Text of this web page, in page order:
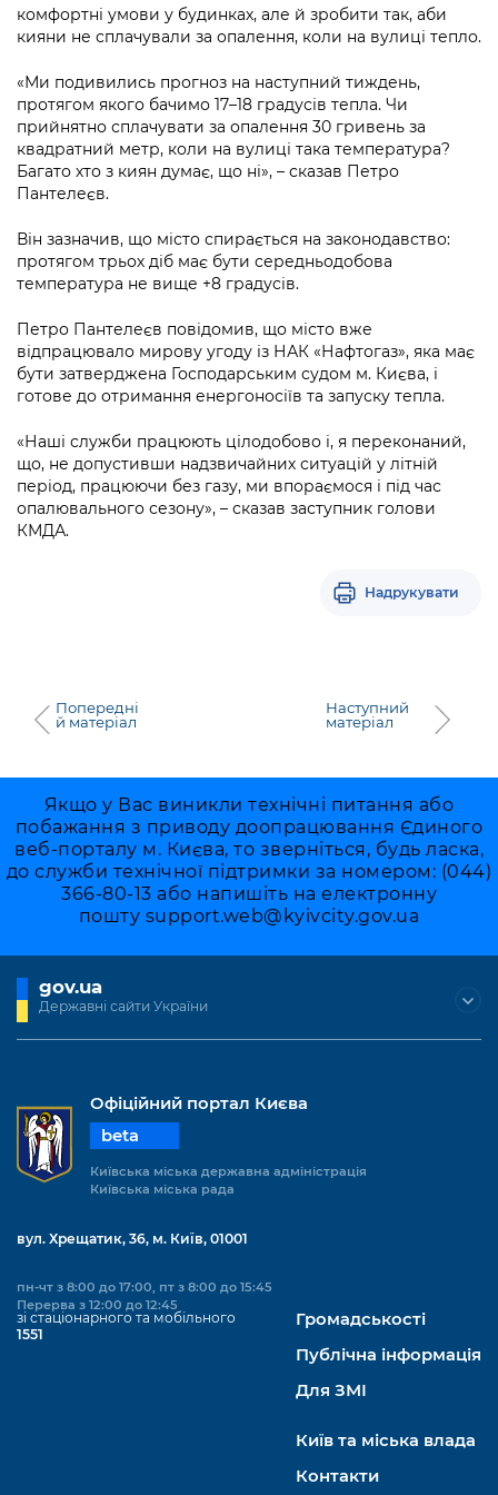
Підприємства, установи, організації
Річні звіти
Гендерна політика
Безбар'єрність
Київська міська військова адміністрація
Портал Захисників та Захисниць
Безбар'єрність
Портал послуг
Міський застосунок Київ Цифровий
Уряд» – місцевий рівень»
Про відкриті дані
Публічні дашборди
комфортні умови у будинках, але й зробити так, аби
кияни не сплачували за опалення, коли на вулиці тепло.
«Ми подивились прогноз на наступний тиждень,
протягом якого бачимо 17–18 градусів тепла. Чи
прийнятно сплачувати за опалення 30 гривень за
квадратний метр, коли на вулиці така температура?
Багато хто з киян думає, що ні», – сказав Петро
Пантелеєв.
Він зазначив, що місто спирається на законодавство:
протягом трьох діб має бути середньодобова
температура не вище +8 градусів.
Петро Пантелеєв повідомив, що місто вже
відпрацювало мирову угоду із НАК «Нафтогаз», яка має
бути затверджена Господарським судом м. Києва, і
готове до отримання енергоносіїв та запуску тепла.
«Наші служби працюють цілодобово і, я переконаний,
що, не допустивши надзвичайних ситуацій у літній
період, працюючи без газу, ми впораємося і під час
опалювального сезону», – сказав заступник голови
КМДА.
Надрукувати
Попередні
й матеріал
Наступний
матеріал
Якщо у Вас виникли технічні питання або
побажання з приводу доопрацювання Єдиного
веб-порталу м. Києва, то зверніться, будь ласка,
до служби технічної підтримки за номером: (044)
366-80-13 або напишіть на електронну
пошту support.web@kyivcity.gov.ua
gov.ua
Державні сайти України
Офіційний портал Києва
beta
Київська міська державна адміністрація
Київська міська рада
вул. Хрещатик, 36, м. Київ, 01001
пн-чт з 8:00 до 17:00, пт з 8:00 до 15:45
Перерва з 12:00 до 12:45
зі стаціонарного та мобільного
1551
Громадськості
Публічна інформація
Для ЗМІ
Київ та міська влада
Контакти